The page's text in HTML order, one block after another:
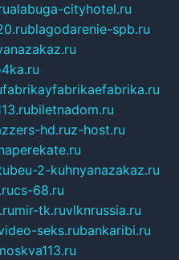
alabuga-cityhotel.ru
blagodarenie-spb.ru
fabrikayfabrikaefabrika.ru
biletnadom.ru
hd.ruz-host.ru
2-kuhnyanazakaz.ru
cs-68.ru
mir-tk.ruvlknrussia.ru
seks.rubankaribi.ru